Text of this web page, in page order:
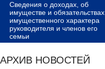
Сведения о доходах, об
имуществе и обязательствах
имущественного характера
руководителя и членов его
семьи
АРХИВ НОВОСТЕЙ